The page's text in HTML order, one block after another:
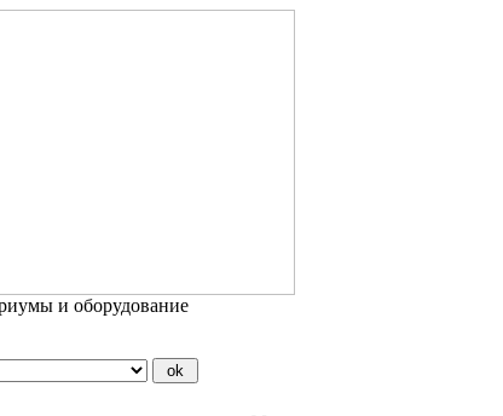
и оборудование